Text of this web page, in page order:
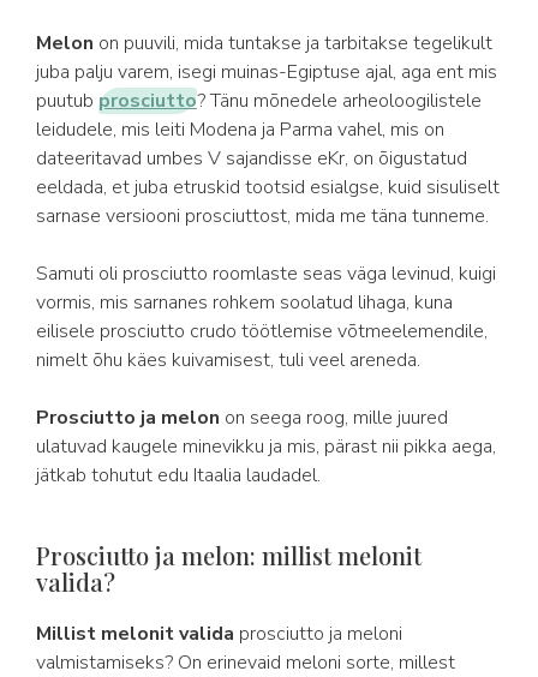
Melon on puuvili, mida tuntakse ja tarbitakse tegelikult
juba palju varem, isegi muinas-Egiptuse ajal, aga ent mis
puutub prosciutto? Tänu mõnedele arheoloogilistele
leidudele, mis leiti Modena ja Parma vahel, mis on
dateeritavad umbes V sajandisse eKr, on õigustatud
eeldada, et juba etruskid tootsid esialgse, kuid sisuliselt
sarnase versiooni prosciuttost, mida me täna tunneme.
Samuti oli prosciutto roomlaste seas väga levinud, kuigi
vormis, mis sarnanes rohkem soolatud lihaga, kuna
eilisele prosciutto crudo töötlemise võtmeelemendile,
nimelt õhu käes kuivamisest, tuli veel areneda.
Prosciutto ja melon on seega roog, mille juured
ulatuvad kaugele minevikku ja mis, pärast nii pikka aega,
jätkab tohutut edu Itaalia laudadel.
Prosciutto ja melon: millist melonit
valida?
Millist melonit valida prosciutto ja meloni
valmistamiseks? On erinevaid meloni sorte, millest